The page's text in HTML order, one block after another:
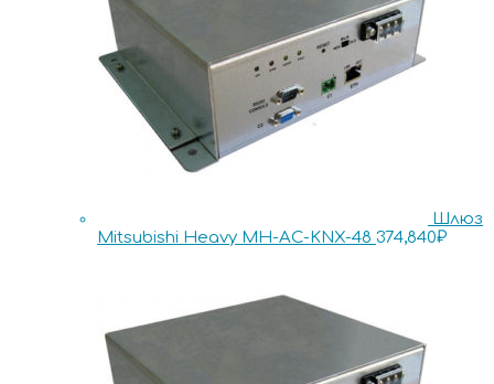
Шлюз
Mitsubishi Heavy MH-AC-KNX-48 374,840₽